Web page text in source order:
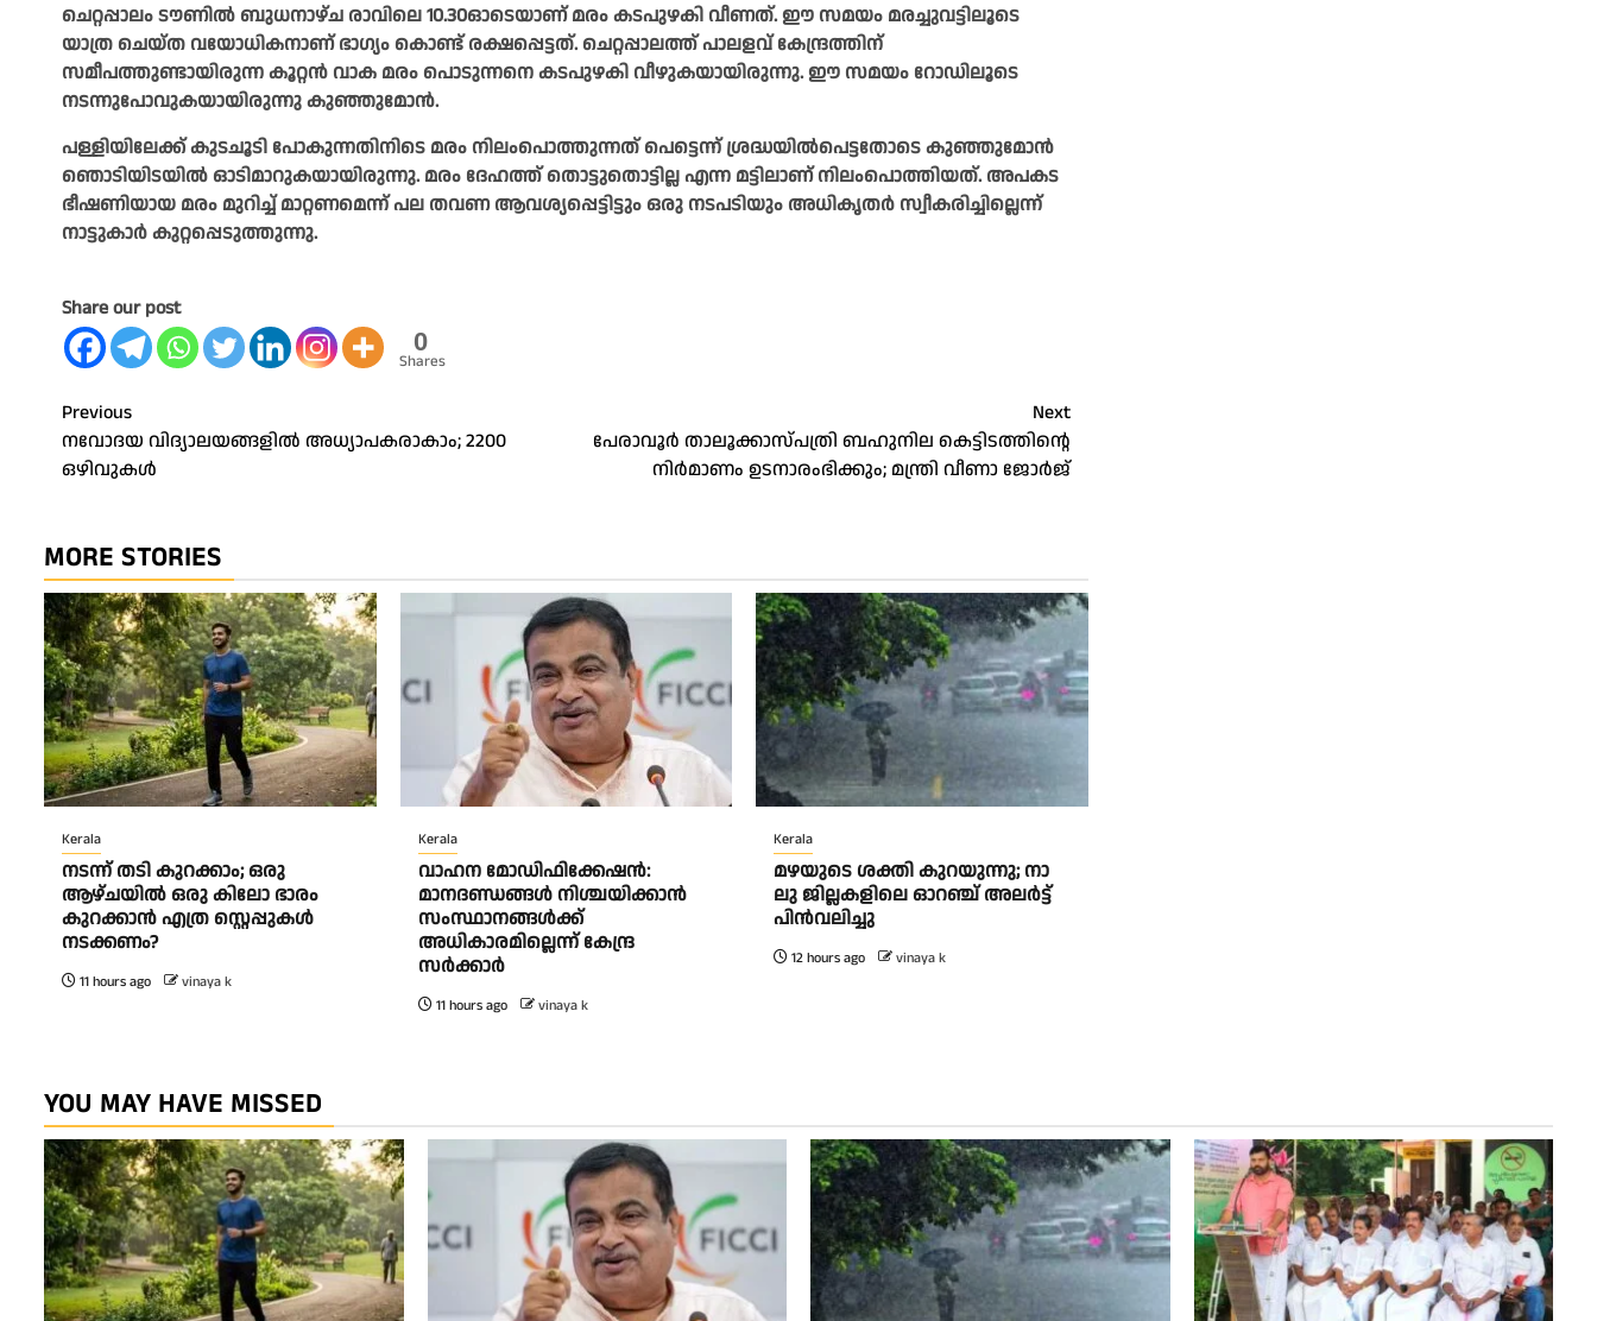
ചെറ്റപ്പാലം ടൗണിൽ ബുധനാഴ്ച രാവിലെ 10.30ഓടെയാണ് മരം കടപുഴകി വീണത്. ഈ സമയം മരച്ചുവട്ടിലൂടെ
യാത്ര ചെയ്ത വയോധികനാണ് ഭാഗ്യം കൊണ്ട് രക്ഷപ്പെട്ടത്. ചെറ്റപ്പാലത്ത് പാലളവ് കേന്ദ്രത്തിന്
സമീപത്തുണ്ടായിരുന്ന കൂറ്റൻ വാക മരം പൊടുന്നനെ കടപുഴകി വീഴുകയായിരുന്നു. ഈ സമയം റോഡിലൂടെ
നടന്നുപോവുകയായിരുന്നു കുഞ്ഞുമോൻ.
പള്ളിയിലേക്ക് കുടചൂടി പോകുന്നതിനിടെ മരം നിലംപൊത്തുന്നത് പെട്ടെന്ന് ശ്രദ്ധയിൽപെട്ടതോടെ കുഞ്ഞുമോൻ
ഞൊടിയിടയിൽ ഓടിമാറുകയായിരുന്നു. മരം ദേഹത്ത് തൊട്ടുതൊട്ടില്ല എന്ന മട്ടിലാണ് നിലംപൊത്തിയത്. അപകട
ഭീഷണിയായ മരം മുറിച്ച് മാറ്റണമെന്ന് പല തവണ ആവശ്യപ്പെട്ടിട്ടും ഒരു നടപടിയും അധികൃതർ സ്വീകരിച്ചില്ലെന്ന്
നാട്ടുകാർ കുറ്റപ്പെടുത്തുന്നു.
Share our post
0
Shares
Post
navigation
Previous
നവോദയ വിദ്യാലയങ്ങളിൽ അധ്യാപകരാകാം; 2200
ഒഴിവുകൾ
Next
പേരാവൂർ താലൂക്കാസ്പത്രി ബഹുനില കെട്ടിടത്തിന്റെ
നിർമാണം ഉടനാരംഭിക്കും; മന്ത്രി വീണാ ജോർജ്
MORE STORIES
Kerala
നടന്ന് തടി കുറക്കാം; ഒരു
ആഴ്ചയിൽ ഒരു കിലോ ഭാരം
കുറക്കാൻ എത്ര സ്റ്റെപ്പുകൾ
നടക്കണം?
11 hours ago vinaya k
Kerala
വാഹന മോഡിഫിക്കേഷൻ:
മാനദണ്ഡങ്ങൾ നിശ്ചയിക്കാൻ
സംസ്ഥാനങ്ങൾക്ക്
അധികാരമില്ലെന്ന് കേന്ദ്ര
സർക്കാർ
11 hours ago vinaya k
Kerala
മ​ഴ​യു​ടെ ശ​ക്തി കു​റ​യു​ന്നു; നാ​
ലു ജി​ല്ല​ക​ളി​ലെ ഓ​റ​ഞ്ച് അ​ല​ർ​ട്ട്
പി​ൻ​വ​ലി​ച്ചു
12 hours ago vinaya k
YOU MAY HAVE MISSED